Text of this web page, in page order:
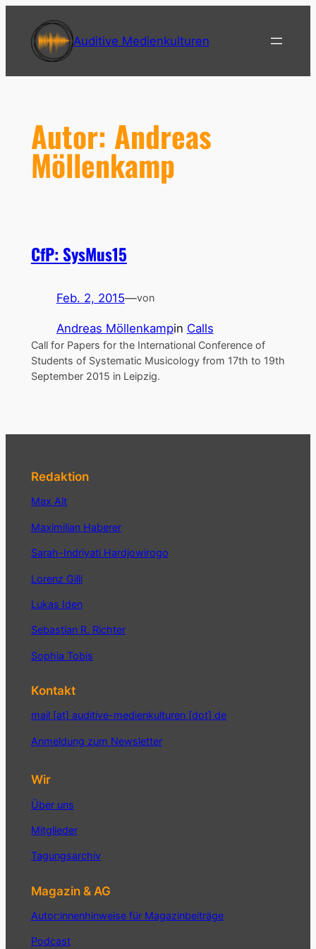
Inhalt
springen
Auditive Medienkulturen
Autor: Andreas
Möllenkamp
CfP: SysMus15
Feb. 2, 2015—von
Andreas Möllenkampin Calls
Call for Papers for the International Conference of
Students of Systematic Musicology from 17th to 19th
September 2015 in Leipzig.
Redaktion
Max Alt
Maximilian Haberer
Sarah-Indriyati Hardjowirogo
Lorenz Gilli
Lukas Iden
Sebastian R. Richter
Sophia Tobis
Kontakt
mail [at] auditive-medienkulturen [dot] de
Anmeldung zum Newsletter
Wir
Über uns
Mitglieder
Tagungsarchiv
Magazin & AG
Autor:innenhinweise für Magazinbeiträge
Podcast